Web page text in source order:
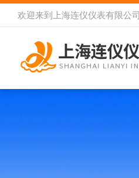
欢迎来到 上海连仪仪表有限公司